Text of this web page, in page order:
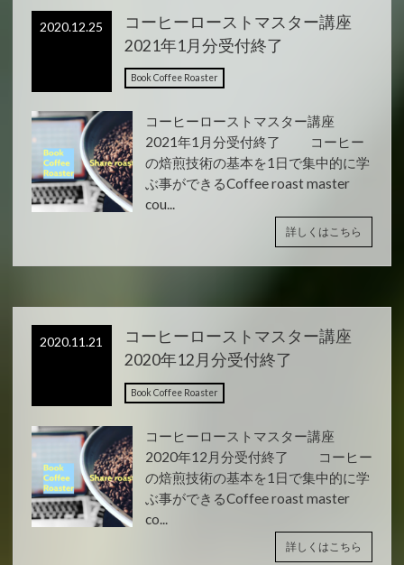
2020.12.25
コーヒーローストマスター講座
2021年1月分受付終了
Book Coffee Roaster
コーヒーローストマスター講座
2021年1月分受付終了 コーヒー
の焙煎技術の基本を1日で集中的に学
ぶ事ができるCoffee roast master
cou...
詳しくはこちら
2020.11.21
コーヒーローストマスター講座
2020年12月分受付終了
Book Coffee Roaster
コーヒーローストマスター講座
2020年12月分受付終了 コーヒー
の焙煎技術の基本を1日で集中的に学
ぶ事ができるCoffee roast master
co...
詳しくはこちら